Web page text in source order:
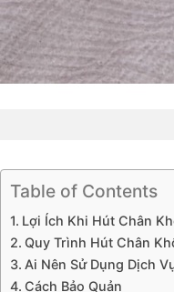
Table of Contents
Lợi Ích Khi Hút Chân
Quy Trình Hút Chân
Ai Nên Sử Dụng Dịch
Cách Bảo Quản